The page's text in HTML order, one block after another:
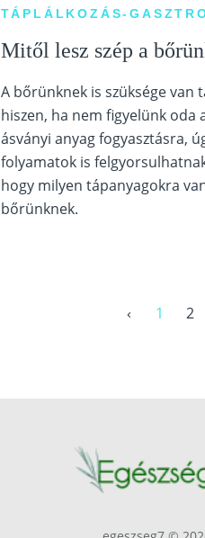
TÁPLÁLKOZÁS-
Mitől lesz szép a
A bőrünknek is szüksége van
hiszen, ha nem figyelünk oda
ásványi anyag fogyasztásra,
folyamatok is
hogy milyen tápanyagokra
bőrünknek.
‹ 1 2